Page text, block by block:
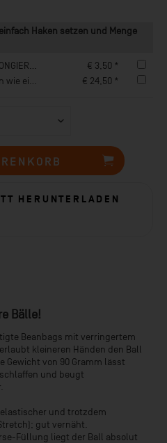
Haken setzen und Menge
Booklet BÄLLE JONGIEREN
€ 3,50 *
Buch "Jonglieren wie ein Profi"
€ 24,50 *
HERUNTERLADEN
Bälle!
Beanbags mit verringertem
kleineren Händen den Ball
Gewicht von 90 Gramm lässt
und beugt
und trotzdem
gut vernäht.
Füllung liegt der Ball absolut